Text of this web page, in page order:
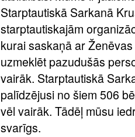
Starptautiskā Sarkanā
starptautiskajām
kurai saskaņā ar
uzmeklēt pazudušās
vairāk. Starptautiskā
palīdzējusi no šiem 506
vēl vairāk. Tādēļ mūsu
svarīgs.